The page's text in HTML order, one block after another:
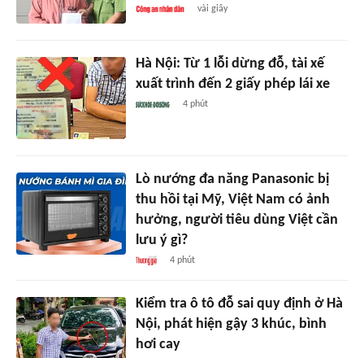
vài giây
Hà Nội: Từ 1 lỗi dừng đỗ, tài xế
xuất trình đến 2 giấy phép lái xe
4 phút
Lò nướng đa năng Panasonic bị
thu hồi tại Mỹ, Việt Nam có ảnh
hưởng, người tiêu dùng Việt cần
lưu ý gì?
4 phút
Kiểm tra ô tô đỗ sai quy định ở Hà
Nội, phát hiện gậy 3 khúc, bình
hơi cay